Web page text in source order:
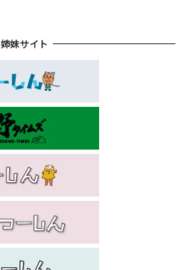
姉妹サイト